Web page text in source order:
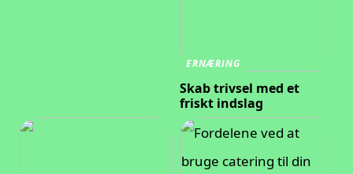
ERNÆRING
Skab trivsel med et
friskt indslag